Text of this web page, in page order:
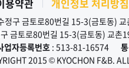
용약관 개인정보 처리방침
정구 금토로80번길 15-3(금토동)
금토로80번길 15-3(금토동) 교촌
업자등록번호 : 513-81-16574
2015 © KYOCHON F&B.